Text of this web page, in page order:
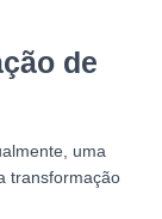
de
uma
transformação